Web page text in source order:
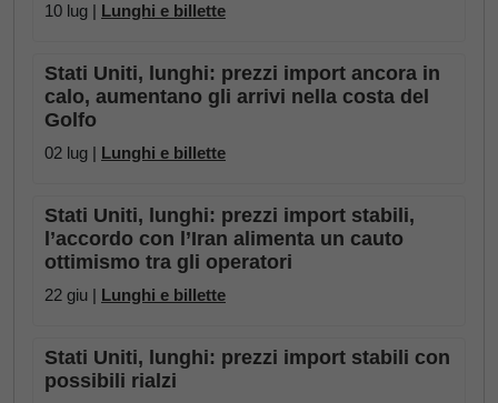
10 lug | Lunghi e billette
Stati Uniti, lunghi: prezzi import ancora in
calo, aumentano gli arrivi nella costa del
Golfo
02 lug | Lunghi e billette
Stati Uniti, lunghi: prezzi import stabili,
l’accordo con l’Iran alimenta un cauto
ottimismo tra gli operatori
22 giu | Lunghi e billette
Stati Uniti, lunghi: prezzi import stabili con
possibili rialzi